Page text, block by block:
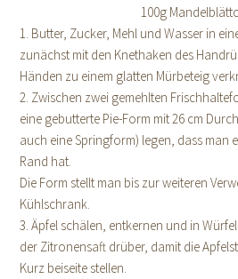
100g
1. Butter, Zucker, Mehl und Wasser in
zunächst mit den Knethaken des
Händen zu einem glatten Mürbeteig
2. Zwischen zwei gemehlten
eine gebutterte Pie-Form mit 26 cm
auch eine Springform) legen, dass man
Rand hat.
Die Form stellt man bis zur weiteren
Kühlschrank.
3. Äpfel schälen, entkernen und in
der Zitronensaft drüber, damit die
Kurz beiseite stellen.